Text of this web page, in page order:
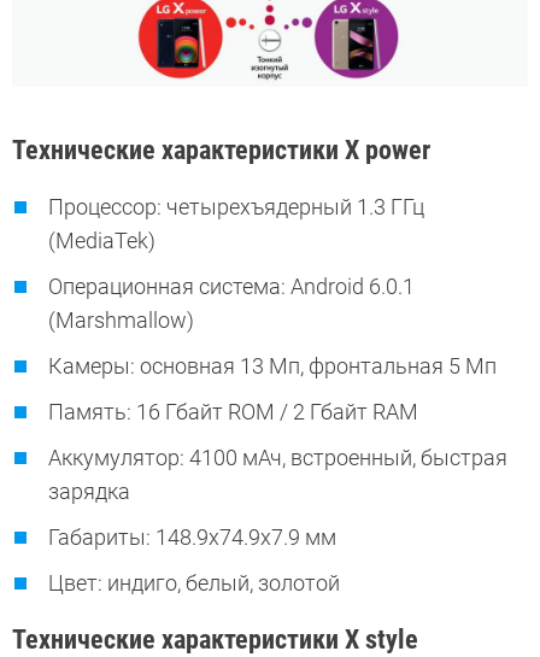
Технические характеристики X power
Процессор: четырехъядерный 1.3 ГГц
(MediaTek)
Операционная система: Android 6.0.1
(Marshmallow)
Камеры: основная 13 Мп, фронтальная 5 Мп
Память: 16 Гбайт ROM / 2 Гбайт RAM
Аккумулятор: 4100 мАч, встроенный, быстрая
зарядка
Габариты: 148.9х74.9х7.9 мм
Цвет: индиго, белый, золотой
Технические характеристики X style